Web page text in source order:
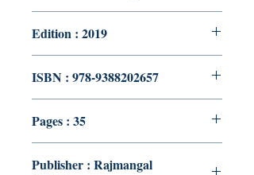
Edition : 2019
ISBN : 978-9388202657
Pages : 35
Publisher : Rajmangal